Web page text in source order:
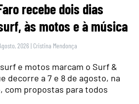
recebe dois dias
às motos e à música
2026 | Cristina Mendonça
e motos marcam o Surf &
decorre a 7 e 8 de agosto, na
com propostas para todos